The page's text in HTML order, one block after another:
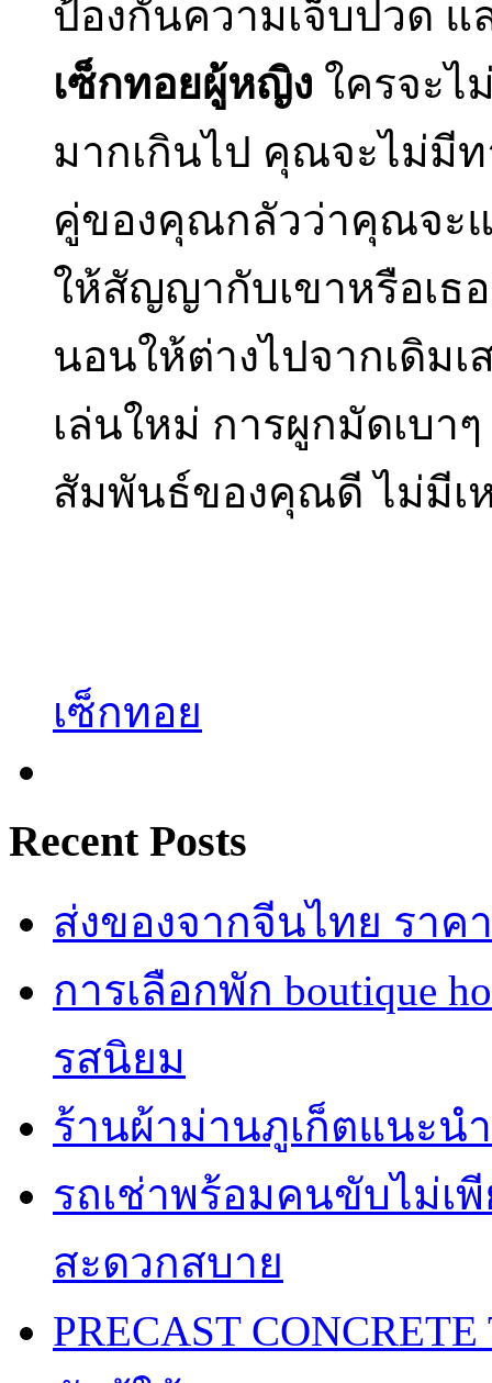
ป้องกันความเจ็บปวด
เซ็กทอยผู้หญิง ใครจะไ
มากเกินไป คุณจะไม่มี
คู่ของคุณกลัวว่าคุณจะ
ให้สัญญากับเขาหรือเธ
นอนให้ต่างไปจากเดิม
เล่นใหม่ การผูกมัดเบ
สัมพันธ์ของคุณดี ไม่มีเ
เซ็กทอย
Recent Posts
ส่งของจากจีนไทย ราค
การเลือกพัก boutique
รสนิยม
ร้านผ้าม่านภูเก็ตแนะน
รถเช่าพร้อมคนขับไม่เ
สะดวกสบาย
PRECAST